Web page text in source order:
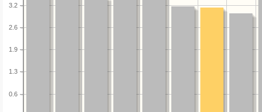
0.6
1.3
1.9
2.6
3.2